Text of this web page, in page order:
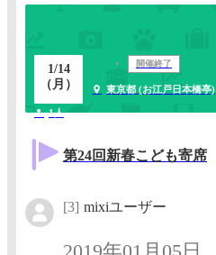
1/14
（月）
開催終了
東京都 (お江戸日本橋亭)
1人
第24回新春こども寄席
[3] mixiユーザー